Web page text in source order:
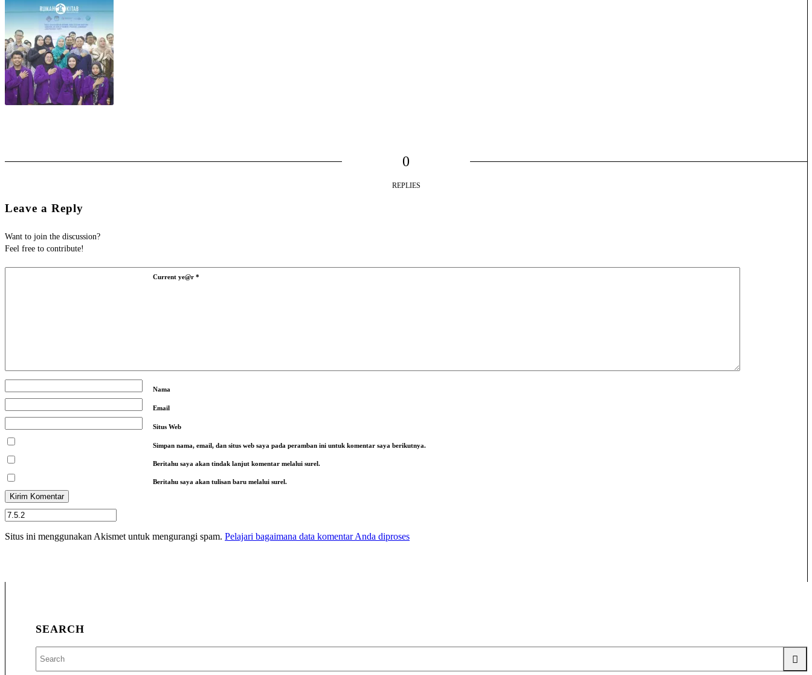
0
REPLIES
Leave a Reply
Want to join the discussion?
Feel free to contribute!
Nama
Email
Situs Web
Simpan nama, email, dan situs web saya pada peramban ini untuk komentar saya berikutnya.
Beritahu saya akan tindak lanjut komentar melalui surel.
Beritahu saya akan tulisan baru melalui surel.
Current ye@r *
Situs ini menggunakan Akismet untuk mengurangi spam. Pelajari bagaimana data komentar Anda diproses
SEARCH